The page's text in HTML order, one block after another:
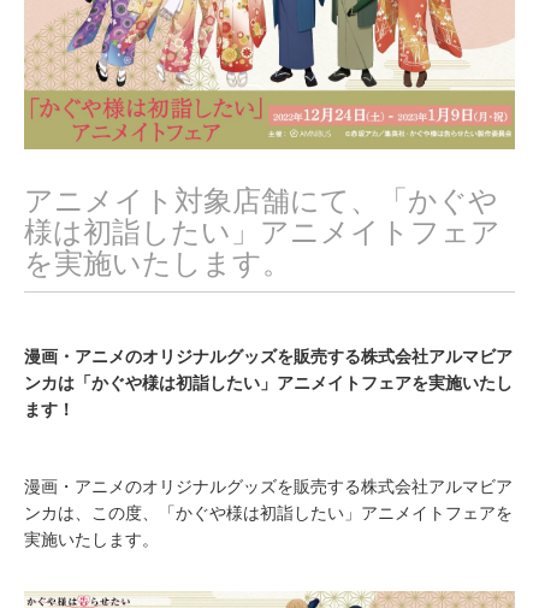
2
アニメイト対象店舗にて、「かぐや
様は初詣したい」アニメイトフェア
を実施いたします。
漫画・アニメのオリジナルグッズを販売する株式会社アルマビア
ンカは「かぐや様は初詣したい」アニメイトフェアを実施いたし
ます！
漫画・アニメのオリジナルグッズを販売する株式会社アルマビア
ンカは、この度、「かぐや様は初詣したい」アニメイトフェアを
実施いたします。